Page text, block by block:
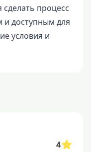
процесс
доступным для
условия и
4